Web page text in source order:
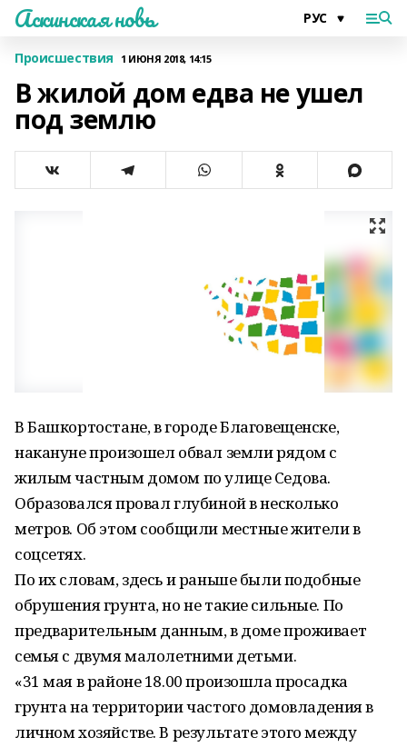
Аскинская новь
Происшествия 1 ИЮНЯ 2018, 14:15
В жилой дом едва не ушел
под землю
В Башкортостане, в городе Благовещенске,
накануне произошел обвал земли рядом с
жилым частным домом по улице Седова.
Образовался провал глубиной в несколько
метров. Об этом сообщили местные жители в
соцсетях.
По их словам, здесь и раньше были подобные
обрушения грунта, но не такие сильные. По
предварительным данным, в доме проживает
семья с двумя малолетними детьми.
«31 мая в районе 18.00 произошла просадка
грунта на территории частого домовладения в
личном хозяйстве. В результате этого между